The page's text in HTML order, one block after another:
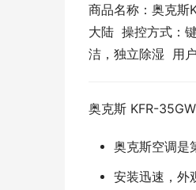
商品名称：奥克
大陆  操控方式：
洁，独立除湿  用
奥克斯 KFR-
奥克斯空调是
安装迅速，外